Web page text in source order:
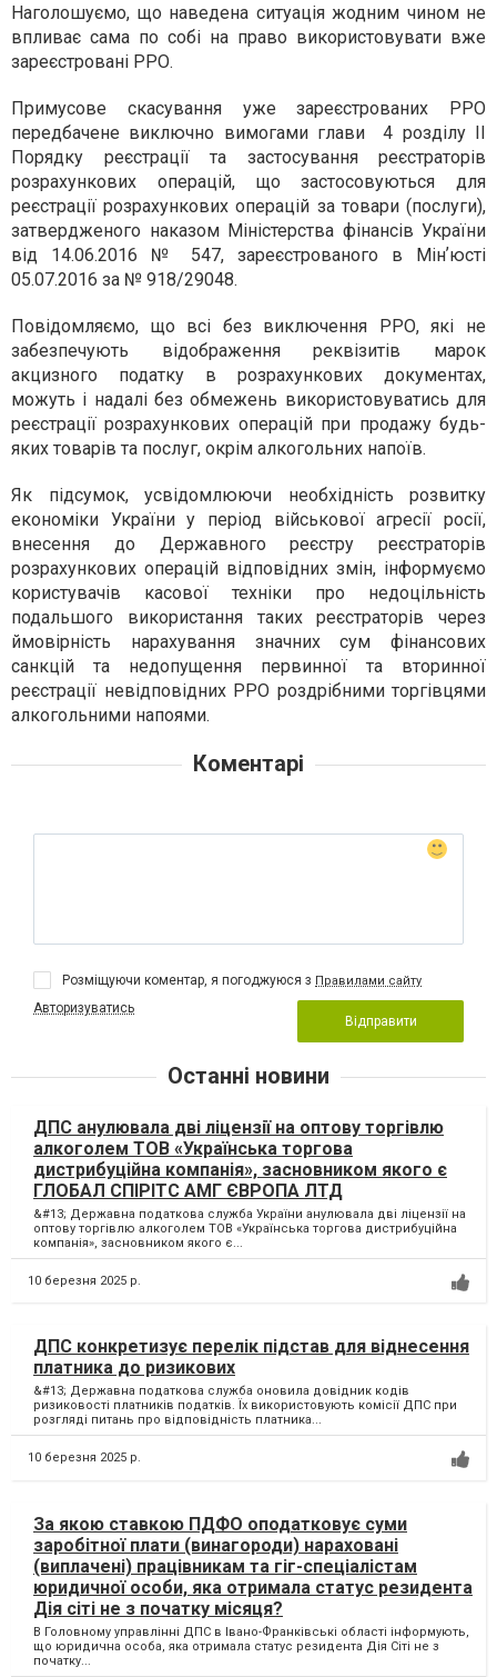
Наголошуємо, що наведена ситуація жодним чином не
впливає сама по собі на право використовувати вже
зареєстровані РРО.
Примусове скасування уже зареєстрованих РРО
передбачене виключно вимогами глави 4 розділу ІІ
Порядку реєстрації та застосування реєстраторів
розрахункових операцій, що застосовуються для
реєстрації розрахункових операцій за товари (послуги),
затвердженого наказом Міністерства фінансів України
від 14.06.2016 № 547, зареєстрованого в Мінʼюсті
05.07.2016 за № 918/29048.
Повідомляємо, що всі без виключення РРО, які не
забезпечують відображення реквізитів марок
акцизного податку в розрахункових документах,
можуть і надалі без обмежень використовуватись для
реєстрації розрахункових операцій при продажу будь-
яких товарів та послуг, окрім алкогольних напоїв.
Як підсумок, усвідомлюючи необхідність розвитку
економіки України у період військової агресії росії,
внесення до Державного реєстру реєстраторів
розрахункових операцій відповідних змін, інформуємо
користувачів касової техніки про недоцільність
подальшого використання таких реєстраторів через
ймовірність нарахування значних сум фінансових
санкцій та недопущення первинної та вторинної
реєстрації невідповідних РРО роздрібними торгівцями
алкогольними напоями.
Коментарі
Розміщуючи коментар, я погоджуюся з Правилами сайту
Авторизуватись
Відправити
Останні новини
ДПС анулювала дві ліцензії на оптову торгівлю
алкоголем ТОВ «Українська торгова
дистрибуційна компанія», засновником якого є
ГЛОБАЛ СПІРІТС АМГ ЄВРОПА ЛТД
&#13; Державна податкова служба України анулювала дві ліцензії на
оптову торгівлю алкоголем ТОВ «Українська торгова дистрибуційна
компанія», засновником якого є...
10 березня 2025 р.
ДПС конкретизує перелік підстав для віднесення
платника до ризикових
&#13; Державна податкова служба оновила довідник кодів
ризиковості платників податків. Їх використовують комісії ДПС при
розгляді питань про відповідність платника...
10 березня 2025 р.
За якою ставкою ПДФО оподатковує суми
заробітної плати (винагороди) нараховані
(виплачені) працівникам та гіг-спеціалістам
юридичної особи, яка отримала статус резидента
Дія сіті не з початку місяця?
В Головному управлінні ДПС в Івано-Франківські області інформують,
що юридична особа, яка отримала статус резидента Дія Сіті не з
початку...